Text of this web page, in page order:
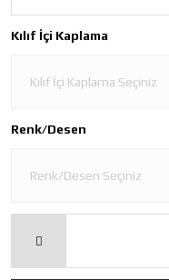
Kılıf İçi Kaplama
Renk/Desen